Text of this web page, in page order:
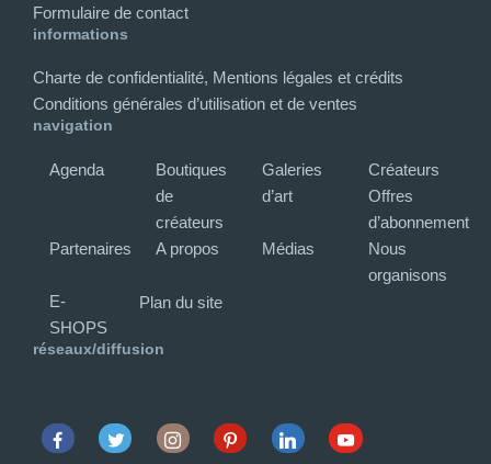
Formulaire de contact
informations
Charte de confidentialité, Mentions légales et crédits
Conditions générales d’utilisation et de ventes
navigation
Agenda
Boutiques
de
créateurs
Galeries
d’art
Créateurs
Offres
d’abonnement
Partenaires
A propos Médias
Nous
organisons
E-
SHOPS
Plan du site
réseaux/diffusion